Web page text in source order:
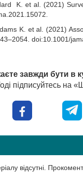
K. et al. (2021)
K. et al. (2021)
doi:10.1001/
завжди бути в
підписуйтесь на
відсутні.